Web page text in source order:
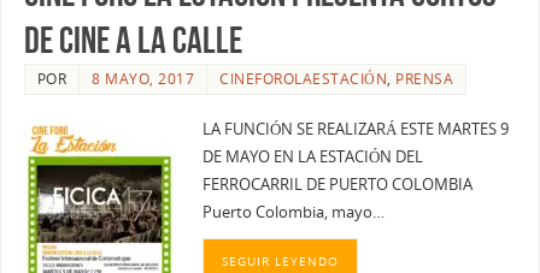
DE CINE A LA CALLE
POR 8 MAYO, 2017 CINEFOROLAESTACIÓN, PRENSA
LA FUNCIÓN SE REALIZARÁ ESTE MARTES 9
DE MAYO EN LA ESTACIÓN DEL
FERROCARRIL DE PUERTO COLOMBIA
Puerto Colombia, mayo…
SEGUIR LEYENDO